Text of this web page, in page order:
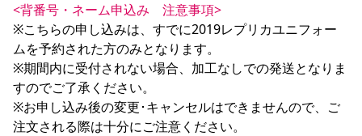
YANMAR HANASAKA STADIUM
DAZNで観戦
DAZNで観戦
アウェイツアー
アウェイツアー
サステナビリティ
サステナビリティポリシー SDGsのゴール
活動レポート SPORT POSITIVE LEAGUES 取り組み実績
スポーツクラブ
スポーツクラブ
すべて チーム グッズ チケット イベント
ホームタウン パートナー スポーツクラブ メディア 30周年
アカデミー
<背番号・ネーム申込み　注意事項>
※こちらの申し込みは、すでに2019レプリカユニフォー
ムを予約された方のみとなります。
※期間内に受付されない場合、加工なしでの発送となりま
すのでご了承ください。
※お申し込み後の変更･キャンセルはできませんので、ご
注文される際は十分にご注意ください。